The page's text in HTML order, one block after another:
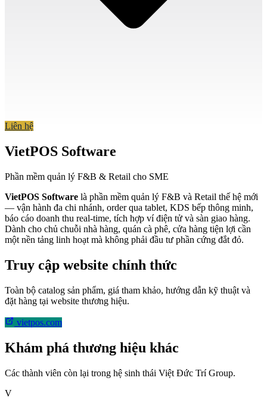
Liên hệ
VietPOS Software
Phần mềm quản lý F&B & Retail cho SME
VietPOS Software là phần mềm quản lý F&B và Retail thế hệ mới
— vận hành đa chi nhánh, order qua tablet, KDS bếp thông minh,
báo cáo doanh thu real-time, tích hợp ví điện tử và sàn giao hàng.
Dành cho chủ chuỗi nhà hàng, quán cà phê, cửa hàng tiện lợi cần
một nền tảng linh hoạt mà không phải đầu tư phần cứng đắt đỏ.
Truy cập website chính thức
Toàn bộ catalog sản phẩm, giá tham khảo, hướng dẫn kỹ thuật và
đặt hàng tại website thương hiệu.
vietpos.com
Khám phá thương hiệu khác
Các thành viên còn lại trong hệ sinh thái Việt Đức Trí Group.
V